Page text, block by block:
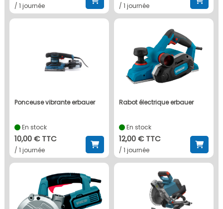
/ 1 journée / 1 journée
ponceuse vibrante erbauer
En stock
10,00 € TTC
/ 1 journée
rabot électrique erbauer
En stock
12,00 € TTC
/ 1 journée